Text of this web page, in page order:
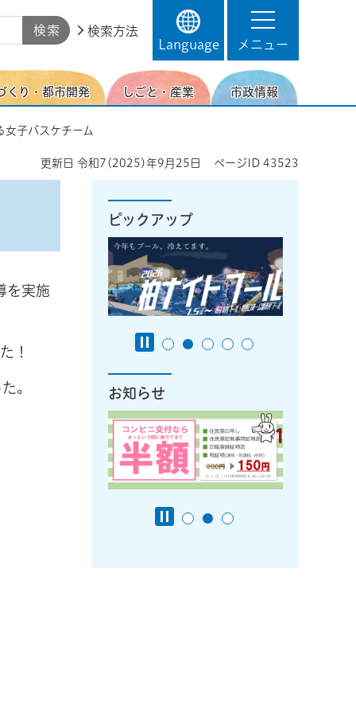
検索方法
Language
メニュー
くり・都市開発 しごと・産業 市政情報
女子バスケチーム
更新日 令和7(2025)年9月25日 ページID 43523
を実施
！
。
ピックアップ
お知らせ